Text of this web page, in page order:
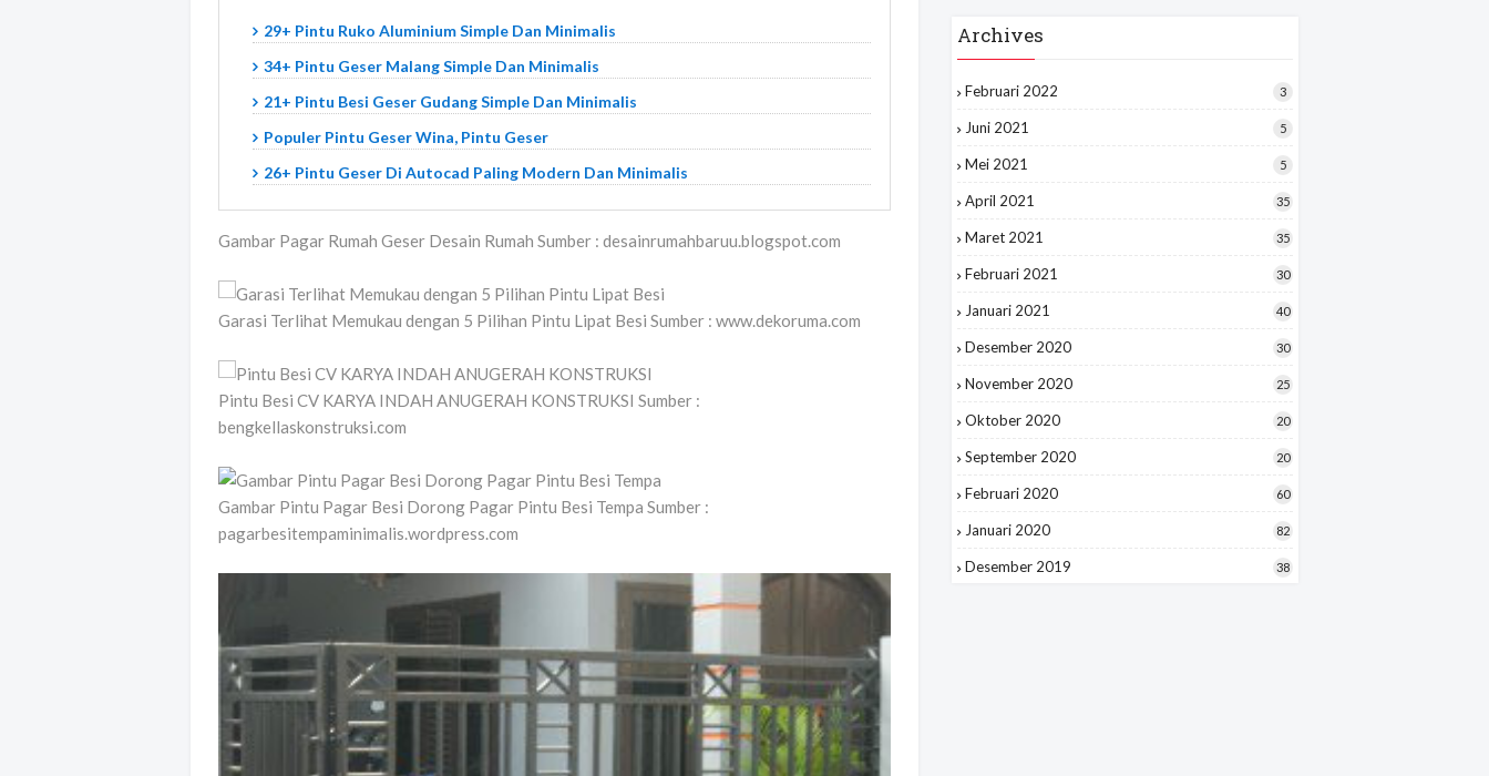
29+ Pintu Ruko Aluminium Simple Dan Minimalis
34+ Pintu Geser Malang Simple Dan Minimalis
21+ Pintu Besi Geser Gudang Simple Dan Minimalis
Populer Pintu Geser Wina, Pintu Geser
26+ Pintu Geser Di Autocad Paling Modern Dan Minimalis
Gambar Pagar Rumah Geser Desain Rumah Sumber : desainrumahbaruu.blogspot.com
Garasi Terlihat Memukau dengan 5 Pilihan Pintu Lipat Besi Sumber : www.dekoruma.com
Pintu Besi CV KARYA INDAH ANUGERAH KONSTRUKSI Sumber :
bengkellaskonstruksi.com
Gambar Pintu Pagar Besi Dorong Pagar Pintu Besi Tempa Sumber :
pagarbesitempaminimalis.wordpress.com
Archives
Februari 2022 3
Juni 2021 5
Mei 2021 5
April 2021 35
Maret 2021 35
Februari 2021 30
Januari 2021 40
Desember 2020 30
November 2020 25
Oktober 2020 20
September 2020 20
Februari 2020 60
Januari 2020 82
Desember 2019 38